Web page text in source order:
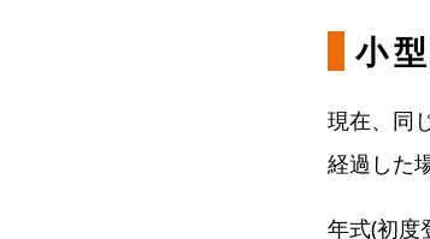
小
現在、同
経過した
年式(初度